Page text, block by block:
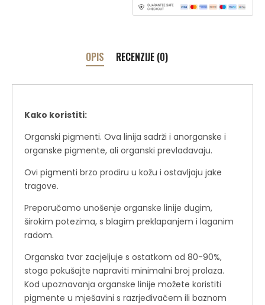
OPIS RECENZIJE (0)
Kako koristiti:
Organski pigmenti. Ova linija sadrži i anorganske i
organske pigmente, ali organski prevladavaju.
Ovi pigmenti brzo prodiru u kožu i ostavljaju jake
tragove.
Preporučamo unošenje organske linije dugim,
širokim potezima, s blagim preklapanjem i laganim
radom.
Organska tvar zacjeljuje s ostatkom od 80-90%,
stoga pokušajte napraviti minimalni broj prolaza.
Kod upoznavanja organske linije možete koristiti
pigmente u mješavini s razrjeđivačem ili baznom